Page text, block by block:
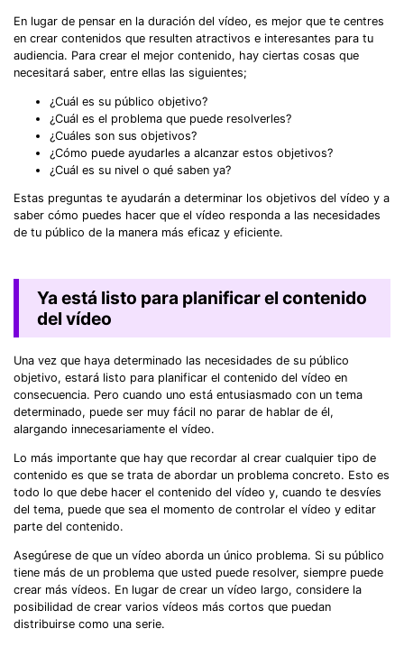
En lugar de pensar en la duración del vídeo, es mejor que te centres
en crear contenidos que resulten atractivos e interesantes para tu
audiencia. Para crear el mejor contenido, hay ciertas cosas que
necesitará saber, entre ellas las siguientes;
¿Cuál es su público objetivo?
¿Cuál es el problema que puede resolverles?
¿Cuáles son sus objetivos?
¿Cómo puede ayudarles a alcanzar estos objetivos?
¿Cuál es su nivel o qué saben ya?
Estas preguntas te ayudarán a determinar los objetivos del vídeo y a
saber cómo puedes hacer que el vídeo responda a las necesidades
de tu público de la manera más eficaz y eficiente.
Ya está listo para planificar el contenido
del vídeo
Una vez que haya determinado las necesidades de su público
objetivo, estará listo para planificar el contenido del vídeo en
consecuencia. Pero cuando uno está entusiasmado con un tema
determinado, puede ser muy fácil no parar de hablar de él,
alargando innecesariamente el vídeo.
Lo más importante que hay que recordar al crear cualquier tipo de
contenido es que se trata de abordar un problema concreto. Esto es
todo lo que debe hacer el contenido del vídeo y, cuando te desvíes
del tema, puede que sea el momento de controlar el vídeo y editar
parte del contenido.
Asegúrese de que un vídeo aborda un único problema. Si su público
tiene más de un problema que usted puede resolver, siempre puede
crear más vídeos. En lugar de crear un vídeo largo, considere la
posibilidad de crear varios vídeos más cortos que puedan
distribuirse como una serie.